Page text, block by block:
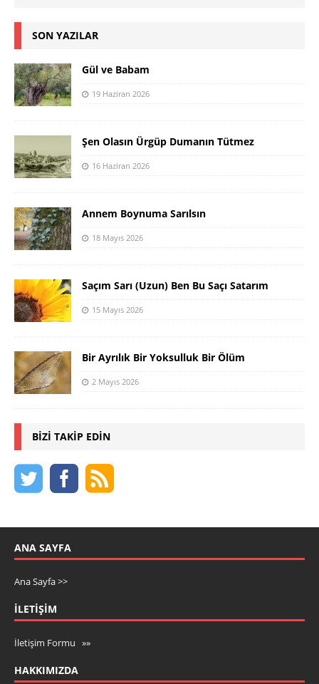
SON YAZILAR
Gül ve Babam
19 Haziran 2026
Şen Olasın Ürgüp Dumanın Tütmez
16 Haziran 2026
Annem Boynuma Sarılsın
18 Mayıs 2026
Saçım Sarı (Uzun) Ben Bu Saçı Satarım
15 Mayıs 2026
Bir Ayrılık Bir Yoksulluk Bir Ölüm
2 Mayıs 2026
BIZI TAKIP EDIN
ANA SAYFA
Ana Sayfa >>
İLETIŞIM
İletişim Formu »»
HAKKIMIZDA